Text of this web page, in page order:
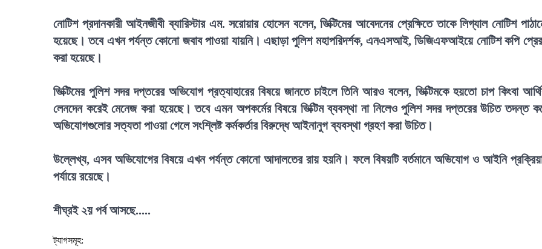
নোটিশ প্রদানকারী আইনজীবী ব্যারিস্টার এম. সরোয়ার হোসেন বলেন, ভিক্টিমের আবেদনের প্রেক্ষিতে তাকে লিগ্যাল নোটিশ
হয়েছে। তবে এখন পর্যন্ত কোনো জবাব পাওয়া যায়নি। এছাড়া পুলিশ মহাপরিদর্শক, এনএসআই, ডিজিএফআইয়ে নোটিশ কপি
করা হয়েছে।
ভিক্টিমের পুলিশ সদর দপ্তরের অভিযোগ প্রত্যাহারের বিষয়ে জানতে চাইলে তিনি আরও বলেন, ভিক্টিমকে হয়তো চাপ কিংবা
লেনদেন করেই মেনেজ করা হয়েছে। তবে এমন অপকর্মের বিষয়ে ভিক্টিম ব্যবস্থা না নিলেও পুলিশ সদর দপ্তরের উচিত তদন্ত
অভিযোগগুলোর সত্যতা পাওয়া গেলে সংশ্লিষ্ট কর্মকর্তার বিরুদ্ধে আইনানুগ ব্যবস্থা গ্রহণ করা উচিত।
উল্লেখ্য, এসব অভিযোগের বিষয়ে এখন পর্যন্ত কোনো আদালতের রায় হয়নি। ফলে বিষয়টি বর্তমানে অভিযোগ ও আইনি
পর্যায়ে রয়েছে।
শীঘ্রই ২য় পর্ব আসছে.....
ট্যাগসমূহ: